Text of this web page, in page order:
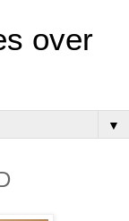
over
▼